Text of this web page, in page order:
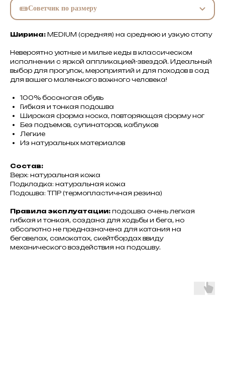
Советчик по размеру
Ширина: MEDIUM (средняя) на среднюю и узкую стопу
Невероятно уютные и милые кеды в классическом
исполнении с яркой аппликацией-звездой. Идеальный
выбор для прогулок, мероприятий и для походов в сад
для вашего маленького важного человека!
100% босоногая обувь
Гибкая и тонкая подошва
Широкая форма носка, повторяющая форму ног
Без подъемов, супинаторов, каблуков
Легкие
Из натуральных материалов
Состав:
Верх: натуральная кожа
Подкладка: натуральная кожа
Подошва: ТПР (термопластичная резина)
Правила эксплуатации: подошва очень легкая
гибкая и тонкая, создана для ходьбы и бега, но
абсолютно не предназначена для катания на
беговелах, самокатах, скейтбордах ввиду
механического воздействия на подошву.